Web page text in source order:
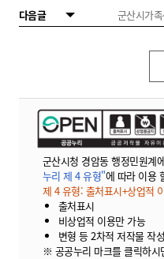
다음글
군산시가
군산시청 경암동 행정민원계
누리 제 4 유형"에 따라 이용
제 4 유형: 출처표시+상업적
출처표시
비상업적 이용만 가능
변형 등 2차적 저작물 작
※ 공공누리 마크를 클릭하시